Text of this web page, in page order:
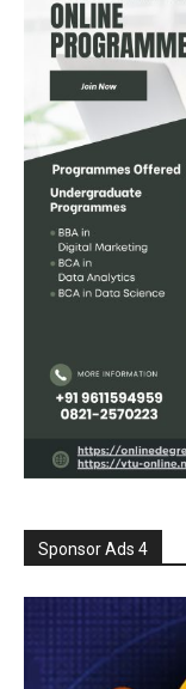
Sponsor Ads 4